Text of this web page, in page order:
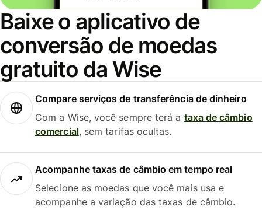
Baixe o aplicativo de
conversão de moedas
gratuito da Wise
Compare serviços de transferência de dinheiro
Com a Wise, você sempre terá a taxa de câmbio
comercial, sem tarifas ocultas.
Acompanhe taxas de câmbio em tempo real
Selecione as moedas que você mais usa e
acompanhe a variação das taxas de câmbio.